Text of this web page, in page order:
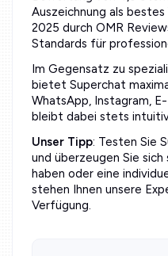
Auszeichnung als
2025 durch OMR
Standards für
Im Gegensatz zu
bietet Superchat
WhatsApp, Instagram,
bleibt dabei stets
Unser Tipp: Testen Sie
und überzeugen Sie sich
haben oder eine
stehen Ihnen unsere
Verfügung.